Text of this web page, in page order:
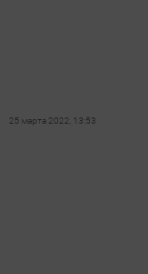
25 марта 2022, 13:53